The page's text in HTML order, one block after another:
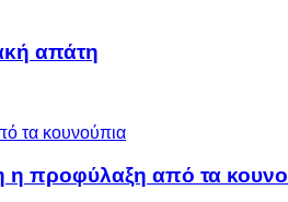
απάτη
η προφύλαξη από τα